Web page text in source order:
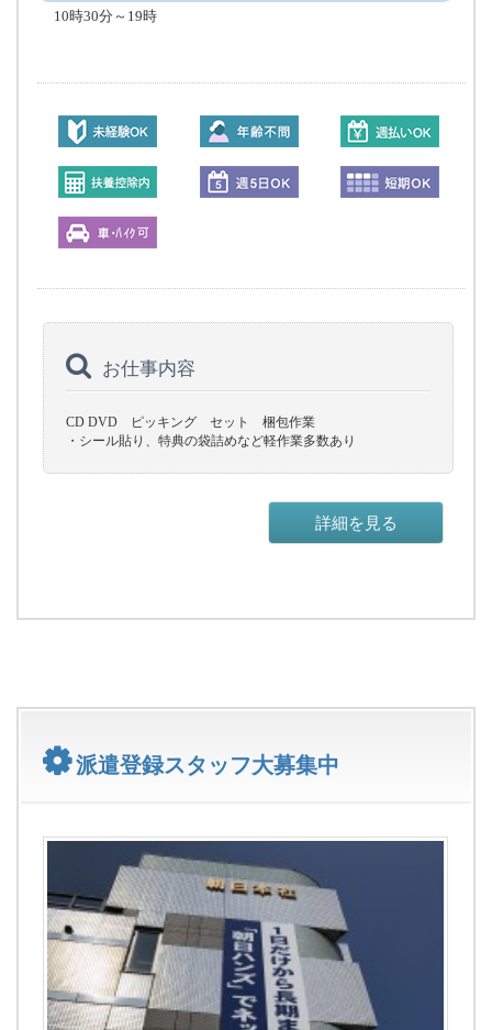
10時30分～19時
お仕事内容
CD DVD ピッキング セット 梱包作業
・シール貼り、特典の袋詰めなど軽作業多数あり
詳細を見る
派遣登録スタッフ大募集中